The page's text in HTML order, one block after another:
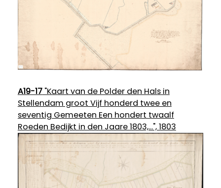
A19-17"Kaart van de Polder den Hals in
Stellendam groot Vijf honderd twee en
seventig Gemeeten Een hondert twaalf
Roeden Bedijkt in den Jaare 1803,...", 1803